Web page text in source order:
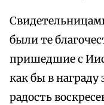
были те
пришедшие с
как бы в награду
радость